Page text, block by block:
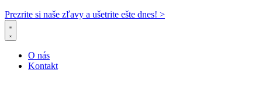
Prezrite si naše zľavy a ušetrite ešte dnes! >​
O nás
Kontakt